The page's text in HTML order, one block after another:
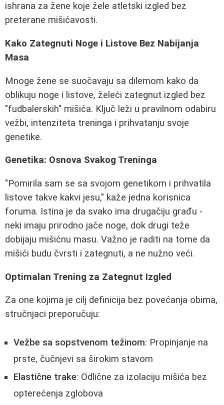
ishrana za žene koje žele atletski izgled bez
preterane mišićavosti.
Kako Zategnuti Noge i Listove Bez Nabijanja
Masa
Mnoge žene se suočavaju sa dilemom kako da
oblikuju noge i listove, želeći zategnut izgled bez
"fudbalerskih" mišića. Ključ leži u pravilnom odabiru
vežbi, intenziteta treninga i prihvatanju svoje
genetike.
Genetika: Osnova Svakog Treninga
"Pomirila sam se sa svojom genetikom i prihvatila
listove takve kakvi jesu," kaže jedna korisnica
foruma. Istina je da svako ima drugačiju građu -
neki imaju prirodno jače noge, dok drugi teže
dobijaju mišićnu masu. Važno je raditi na tome da
mišići budu čvrsti i zategnuti, a ne nužno veći.
Optimalan Trening za Zategnut Izgled
Za one kojima je cilj definicija bez povećanja obima,
stručnjaci preporučuju:
Vežbe sa sopstvenom težinom: Propinjanje na
prste, čučnjevi sa širokim stavom
Elastične trake: Odlične za izolaciju mišića bez
opterećenja zglobova